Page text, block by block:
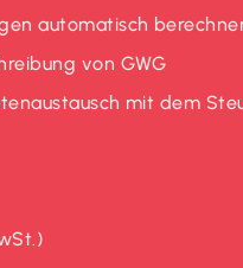
automatisch
von GWG
mit dem